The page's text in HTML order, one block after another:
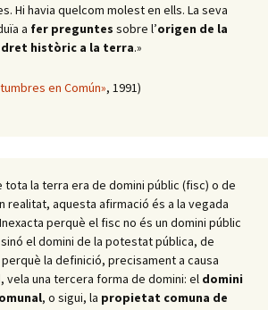
Hi havia quelcom molest en ells. La seva
a fer preguntes sobre l’origen de la
dret històric a la terra.»
en Común», 1991)
tota la terra era de domini públic (fisc) o de
realitat, aquesta afirmació és a la vegada
perquè el fisc no és un domini públic
el domini de la potestat pública, de
la definició, precisament a causa
vela una tercera forma de domini: el domini
, o sigui, la propietat comuna de